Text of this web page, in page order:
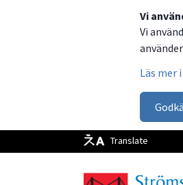
Vi
Vi
Läs mer
Translate